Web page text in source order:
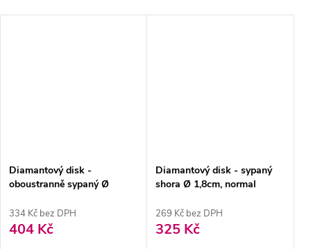
Diamantový disk -
oboustranně sypaný Ø
334 Kč bez DPH
404 Kč
Diamantový disk - sypaný
shora Ø 1,8cm, normal
269 Kč bez DPH
325 Kč